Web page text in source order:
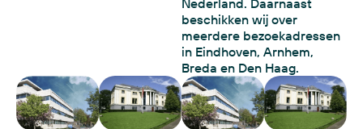
Nederland. Daarnaast
beschikken wij over
meerdere bezoekadressen
in Eindhoven, Arnhem,
Breda en Den Haag.